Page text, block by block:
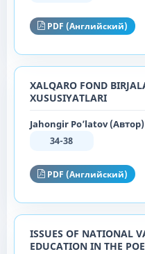
PDF (Английский)
XALQARO FOND
XUSUSIYATLARI
Jahongir Po’latov (Автор)
34-38
PDF (Английский)
ISSUES OF NATIONAL
EDUCATION IN THE